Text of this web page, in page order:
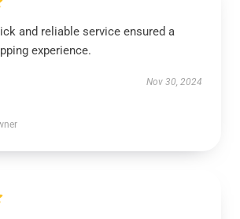
and reliable service ensured a
experience.
Nov 30, 2024